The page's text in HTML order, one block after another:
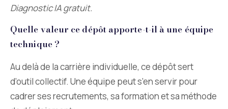
Diagnostic IA gratuit.
Quelle valeur ce dépôt apporte-t-il à une équipe
technique ?
Au delà de la carrière individuelle, ce dépôt sert
d’outil collectif. Une équipe peut s’en servir pour
cadrer ses recrutements, sa formation et sa méthode